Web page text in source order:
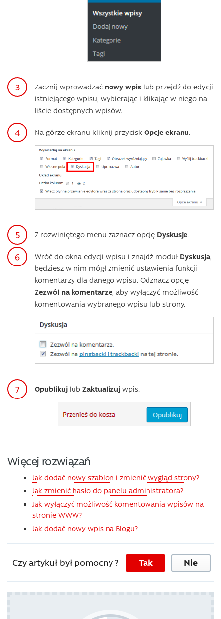
Zacznij wprowadzać nowy wpis lub przejdź do edycji
istniejącego wpisu, wybierając i klikając w niego na
liście dostępnych wpisów.
Na górze ekranu kliknij przycisk Opcje ekranu.
Z rozwiniętego menu zaznacz opcję Dyskusje.
Wróć do okna edycji wpisu i znajdź moduł Dyskusja,
będziesz w nim mógł zmienić ustawienia funkcji
komentarzy dla danego wpisu. Odznacz opcję
Zezwól na komentarze , aby wyłączyć możliwość
komentowania wybranego wpisu lub strony.
Opublikuj lub Zaktualizuj wpis.
Więcej rozwiązań
Jak dodać nowy szablon i zmienić wygląd strony?
Jak zmienić hasło do panelu administratora?
Jak wyłączyć możliwość komentowania wpisów na
stronie WWW?
Jak dodać nowy wpis na Blogu?
Czy artykuł był pomocny ? Tak Nie